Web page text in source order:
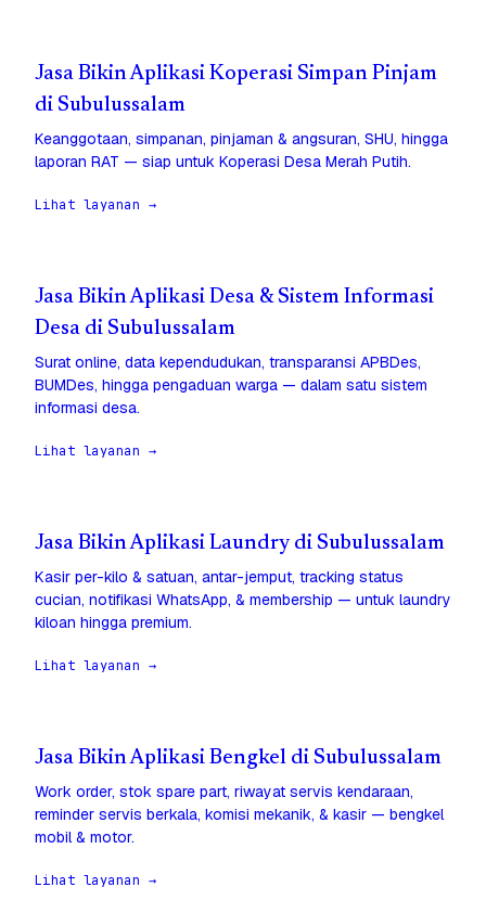
Jasa Bikin Aplikasi Koperasi Simpan Pinjam
di Subulussalam
Keanggotaan, simpanan, pinjaman & angsuran, SHU, hingga
laporan RAT — siap untuk Koperasi Desa Merah Putih.
Lihat layanan →
Jasa Bikin Aplikasi Desa & Sistem Informasi
Desa di Subulussalam
Surat online, data kependudukan, transparansi APBDes,
BUMDes, hingga pengaduan warga — dalam satu sistem
informasi desa.
Lihat layanan →
Jasa Bikin Aplikasi Laundry di Subulussalam
Kasir per-kilo & satuan, antar-jemput, tracking status
cucian, notifikasi WhatsApp, & membership — untuk laundry
kiloan hingga premium.
Lihat layanan →
Jasa Bikin Aplikasi Bengkel di Subulussalam
Work order, stok spare part, riwayat servis kendaraan,
reminder servis berkala, komisi mekanik, & kasir — bengkel
mobil & motor.
Lihat layanan →